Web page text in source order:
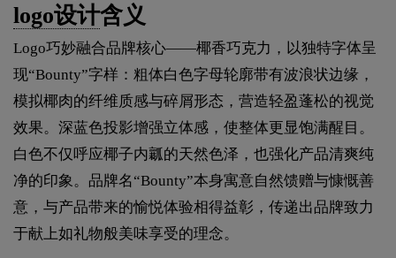
logo设计含义
Logo巧妙融合品牌核心——椰香巧克力，以独特字体呈
现“Bounty”字样：粗体白色字母轮廓带有波浪状边缘，
模拟椰肉的纤维质感与碎屑形态，营造轻盈蓬松的视觉
效果。深蓝色投影增强立体感，使整体更显饱满醒目。
白色不仅呼应椰子内瓤的天然色泽，也强化产品清爽纯
净的印象。品牌名“Bounty”本身寓意自然馈赠与慷慨善
意，与产品带来的愉悦体验相得益彰，传递出品牌致力
于献上如礼物般美味享受的理念。